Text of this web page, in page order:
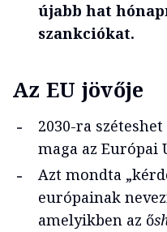
újabb hat
szankciókat.
Az EU jövője
2030-ra
maga az Európai
Azt mondta
európainak
amelyikben az ő